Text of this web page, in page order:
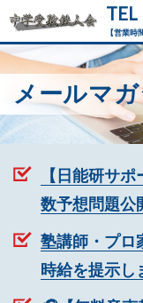
【営業
メールマ
【日能研サ
数予想問題公
塾講師・プロ
時給を提示し